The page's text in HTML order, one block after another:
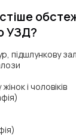
УЗД?
підшлункову
і чоловіків